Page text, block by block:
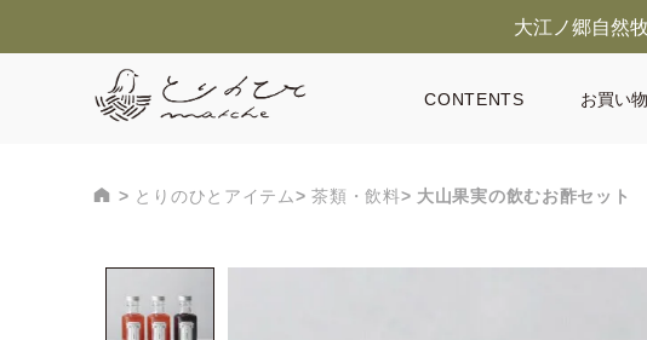
大江ノ郷自然
CONTENTS お買い
とりのひとアイテム 茶類・飲料 大山果実の飲むお酢セット